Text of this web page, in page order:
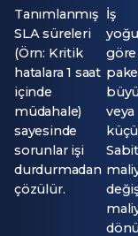
Tanımlanmış
SLA süreleri
(Örn: Kritik
hatalara 1 saat
içinde
müdahale)
sayesinde
sorunlar işi
durdurmadan
çözülür.
İş
veya
Sabit